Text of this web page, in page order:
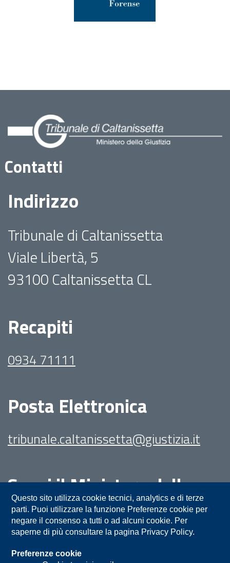
Contatti
Indirizzo
Tribunale di Caltanissetta
Viale Libertà, 5
93100 Caltanissetta CL
Recapiti
0934 71111
Posta Elettronica
tribunale.caltanissetta@giustizia.it
Segui il Ministero della
Giustizia su:
Questo sito utilizza cookie tecnici, analytics e di terze
parti. Puoi utilizzare la funzione Preferenze cookie per
negare il consenso a tutti o ad alcuni cookie. Per
saperne di più consultare la pagina Privacy Policy.
Preferenze cookie